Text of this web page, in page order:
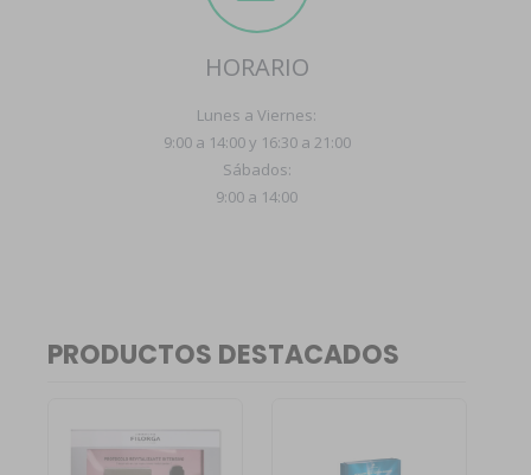
HORARIO
Lunes a Viernes:
9:00 a 14:00 y 16:30 a 21:00
Sábados:
9:00 a 14:00